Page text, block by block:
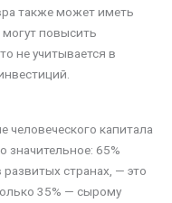
также может иметь
повысить
не учитывается в
человеческого капитала
значительное: 65%
странах, — это
35% — сырому